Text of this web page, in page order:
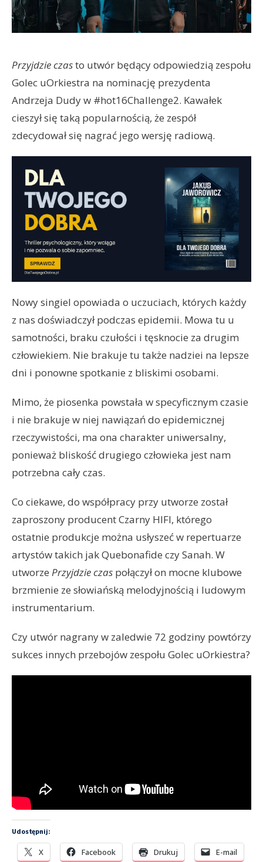
Przyjdzie czasto utwór będący odpowiedzią zespołu
Golec uOrkiestra na nominację prezydenta
Andrzeja Dudy w #hot16Challenge2. Kawałek
cieszył się taką popularnością, że zespół
zdecydował się nagrać jego wersję radiową.
Nowy singiel opowiada o uczuciach, których każdy
z nas doświadczył podczas epidemii. Mowa tu u
samotności, braku czułości i tęsknocie za drugim
człowiekiem. Nie brakuje tu także nadziei na lepsze
dni i ponowne spotkanie z bliskimi osobami.
Mimo, że piosenka powstała w specyficznym czasie
i nie brakuje w niej nawiązań do epidemicznej
rzeczywistości, ma ona charakter uniwersalny,
ponieważ bliskość drugiego człowieka jest nam
potrzebna cały czas.
Co ciekawe, do współpracy przy utworze został
zaproszony producent Czarny HIFI, którego
ostatnie produkcje można usłyszeć w repertuarze
artystów takich jak Quebonafide czy Sanah. W
utworze Przyjdzie czas połączył on mocne klubowe
brzmienie ze słowiańską melodyjnością i ludowym
instrumentarium.
Czy utwór nagrany w zaledwie 72 godziny powtórzy
sukces innych przebojów zespołu Golec uOrkiestra?
Udostępnij:
X Facebook Drukuj E-mail